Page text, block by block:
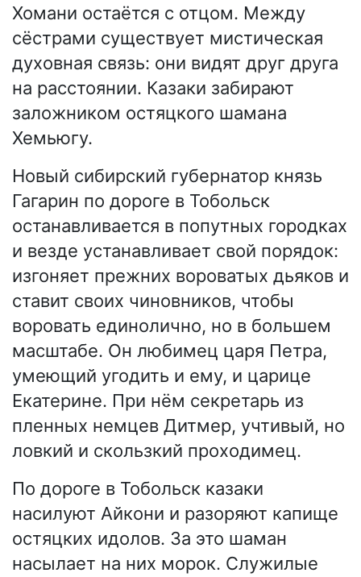
Хомани остаётся с отцом. Между
сёстрами существует мистическая
духовная связь: они видят друг друга
на расстоянии. Казаки забирают
заложником остяцкого шамана
Хемьюгу.
Новый сибирский губернатор князь
Гагарин по дороге в Тобольск
останавливается в попутных городках
и везде устанавливает свой порядок:
изгоняет прежних вороватых дьяков и
ставит своих чиновников, чтобы
воровать единолично, но в большем
масштабе. Он любимец царя Петра,
умеющий угодить и ему, и царице
Екатерине. При нём секретарь из
пленных немцев Дитмер, учтивый, но
ловкий и скользкий проходимец.
По дороге в Тобольск казаки
насилуют Айкони и разоряют капище
остяцких идолов. За это шаман
насылает на них морок. Служилые